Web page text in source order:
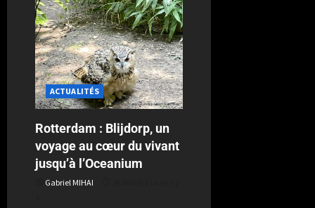
ACTUALITÉS
Rotterdam : Blijdorp, un
voyage au cœur du vivant
jusqu’à l’Oceanium
Gabriel MIHAI